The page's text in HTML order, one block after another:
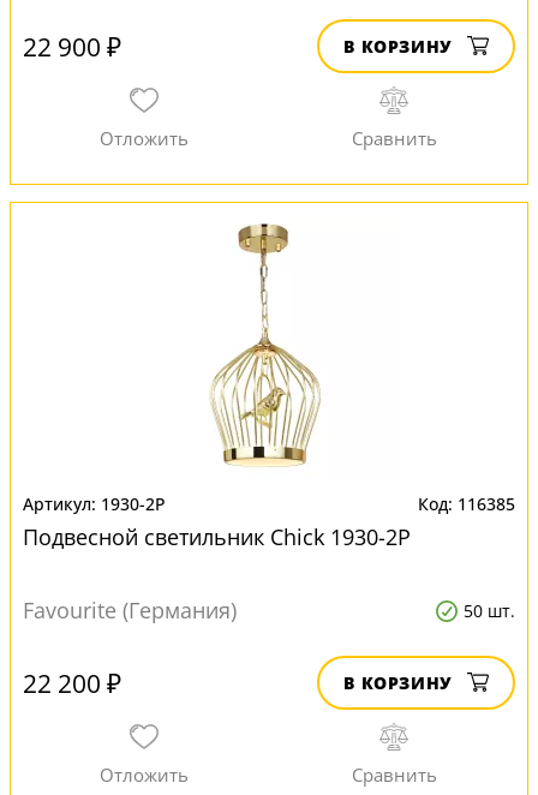
22 900 ₽ В КОРЗИНУ
1930-2P 116385
Подвесной светильник Chick 1930-2P
Favourite (Германия) 50 шт.
22 200 ₽ В КОРЗИНУ